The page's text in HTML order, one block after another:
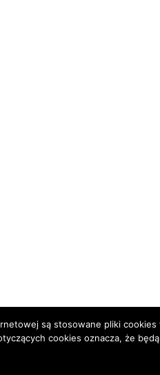
są stosowane pliki
cookies oznacza, że